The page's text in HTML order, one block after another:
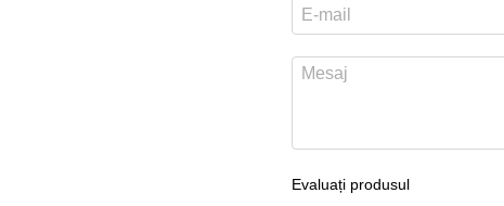
Evaluați produsul